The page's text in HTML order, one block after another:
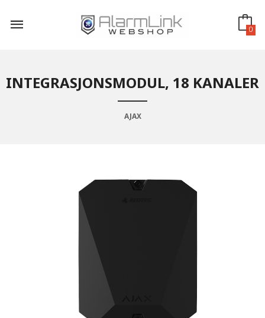
innholdet
0
INTEGRASJONSMODUL, 18 KANALER
AJAX